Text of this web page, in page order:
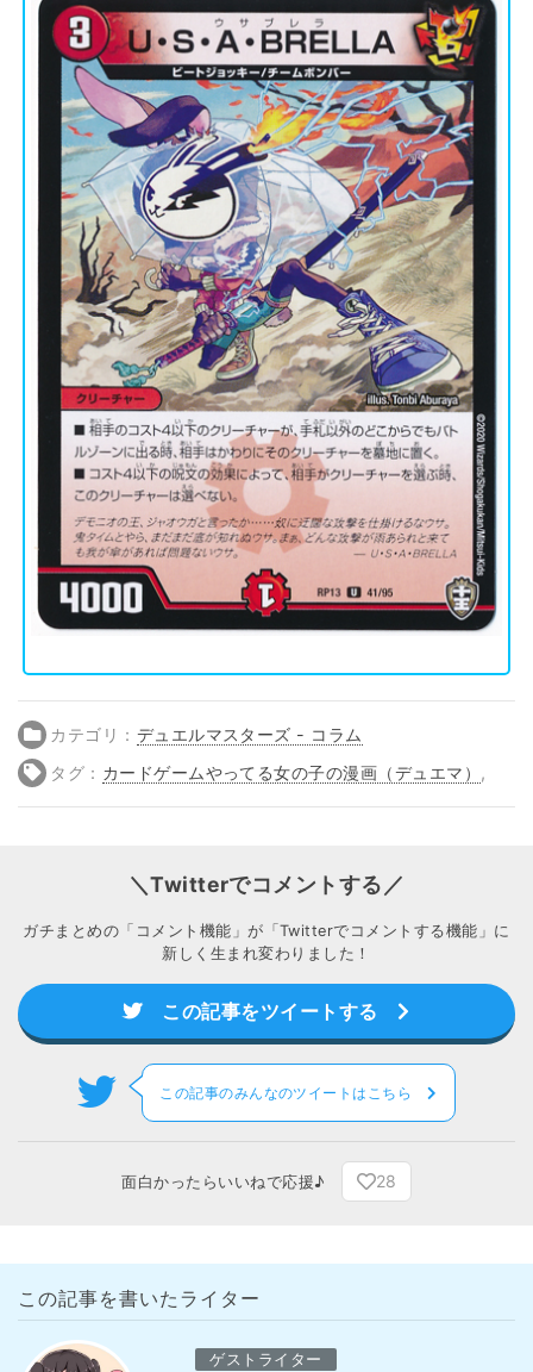
カテゴリ： デュエルマスターズ - コラム
タグ： カードゲームやってる女の子の漫画（デュエマ） ,
＼Twitterでコメントする／
ガチまとめの「コメント機能」が「Twitterでコメントする機能」に
新しく生まれ変わりました！
この記事をツイートする
この記事のみんなのツイートはこちら
面白かったらいいねで応援♪ 28
この記事を書いたライター
ゲストライター